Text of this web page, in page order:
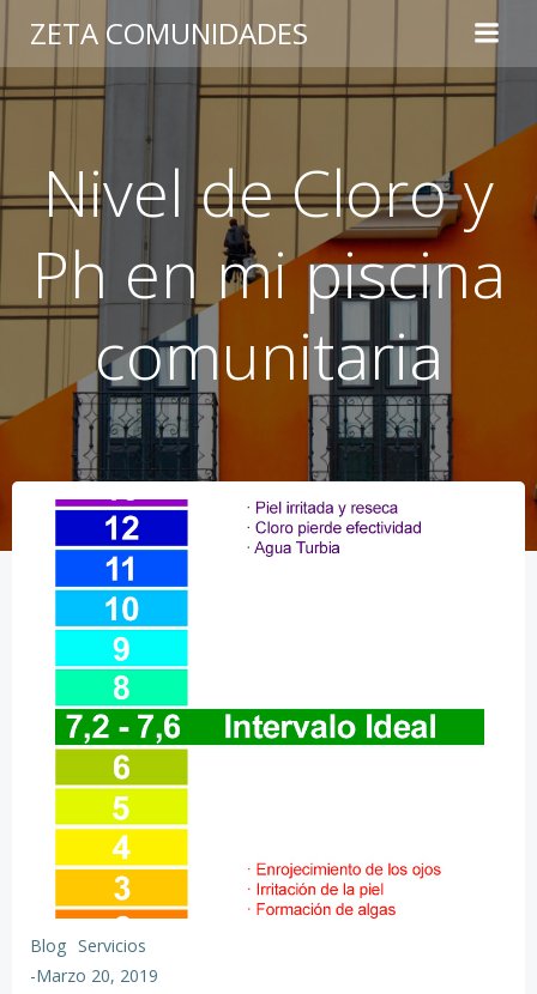
al
contenido
ZETA COMUNIDADES
Nivel de Cloro y
Ph en mi piscina
comunitaria
Blog Servicios
-Marzo 20, 2019